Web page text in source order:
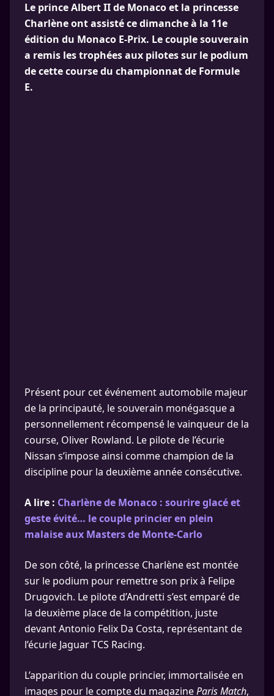
Le prince Albert II de Monaco et la princesse
Charlène ont assisté ce dimanche à la 11e
édition du Monaco E-Prix. Le couple souverain
a remis les trophées aux pilotes sur le podium
de cette course du championnat de Formule
E.
Présent pour cet événement automobile majeur
de la principauté, le souverain monégasque a
personnellement récompensé le vainqueur de la
course, Oliver Rowland. Le pilote de l’écurie
Nissan s’impose ainsi comme champion de la
discipline pour la deuxième année consécutive.
A lire : Charlène de Monaco : sourire glacé et
geste évité… le couple princier en plein
malaise aux Masters de Monte-Carlo
De son côté, la princesse Charlène est montée
sur le podium pour remettre son prix à Felipe
Drugovich. Le pilote d’Andretti s’est emparé de
la deuxième place de la compétition, juste
devant Antonio Felix Da Costa, représentant de
l’écurie Jaguar TCS Racing.
L’apparition du couple princier, immortalisée en
images pour le compte du magazineParis Match,